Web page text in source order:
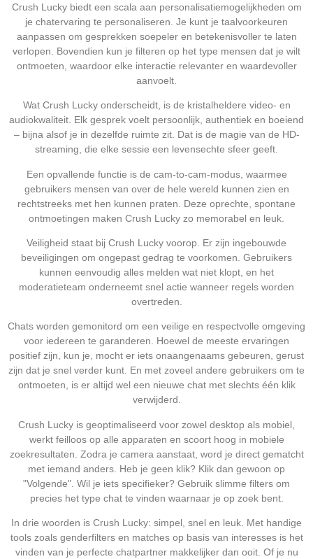
Crush Lucky biedt een scala aan personalisatiemogelijkheden om
je chatervaring te personaliseren. Je kunt je taalvoorkeuren
aanpassen om gesprekken soepeler en betekenisvoller te laten
verlopen. Bovendien kun je filteren op het type mensen dat je wilt
ontmoeten, waardoor elke interactie relevanter en waardevoller
aanvoelt.
Wat Crush Lucky onderscheidt, is de kristalheldere video- en
audiokwaliteit. Elk gesprek voelt persoonlijk, authentiek en boeiend
– bijna alsof je in dezelfde ruimte zit. Dat is de magie van de HD-
streaming, die elke sessie een levensechte sfeer geeft.
Een opvallende functie is de cam-to-cam-modus, waarmee
gebruikers mensen van over de hele wereld kunnen zien en
rechtstreeks met hen kunnen praten. Deze oprechte, spontane
ontmoetingen maken Crush Lucky zo memorabel en leuk.
Veiligheid staat bij Crush Lucky voorop. Er zijn ingebouwde
beveiligingen om ongepast gedrag te voorkomen. Gebruikers
kunnen eenvoudig alles melden wat niet klopt, en het
moderatieteam onderneemt snel actie wanneer regels worden
overtreden.
Chats worden gemonitord om een veilige en respectvolle omgeving
voor iedereen te garanderen. Hoewel de meeste ervaringen
positief zijn, kun je, mocht er iets onaangenaams gebeuren, gerust
zijn dat je snel verder kunt. En met zoveel andere gebruikers om te
ontmoeten, is er altijd wel een nieuwe chat met slechts één klik
verwijderd.
Crush Lucky is geoptimaliseerd voor zowel desktop als mobiel,
werkt feilloos op alle apparaten en scoort hoog in mobiele
zoekresultaten. Zodra je camera aanstaat, word je direct gematcht
met iemand anders. Heb je geen klik? Klik dan gewoon op
"Volgende". Wil je iets specifieker? Gebruik slimme filters om
precies het type chat te vinden waarnaar je op zoek bent.
In drie woorden is Crush Lucky: simpel, snel en leuk. Met handige
tools zoals genderfilters en matches op basis van interesses is het
vinden van je perfecte chatpartner makkelijker dan ooit. Of je nu